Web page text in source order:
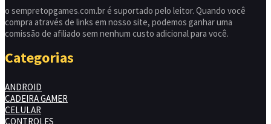
o sempretopgames.com.br é suportado pelo leitor. Quando você
compra através de links em nosso site, podemos ganhar uma
comissão de afiliado sem nenhum custo adicional para você.
Categorias
ANDROID
CADEIRA GAMER
CELULAR
CONTROLES